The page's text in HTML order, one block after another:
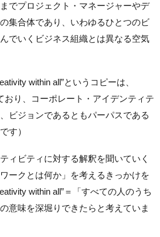
でプロジェクト・マネージャーやデ
集合体であり、いわゆるひとつのビ
でいくビジネス組織とは異なる空気
within all”というコピーは、
おり、コーポレート・アイデンティテ
ビジョンであるともパーパスである
す）
ィビティに対する解釈を聞いていく
ークとは何か」を考えるきっかけを
within all”＝「すべての人のうち
意味を深堀りできたらと考えていま